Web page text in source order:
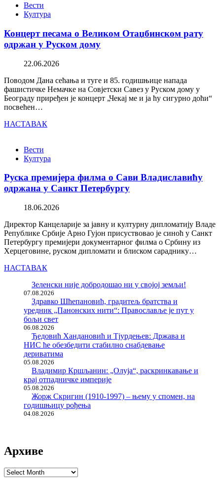
Вести
Култура
Концерт песама о Великом Отаџбинском рату
одржан у Руском дому
22.06.2026
Поводом Дана сећања и туге и 85. годишњице напада
фашистичке Немачке на Совјетски Савез у Руском дому у
Београду приређен је концерт „Чекај ме и ја ћу сигурно доћи“
посвећен…
НАСТАВАК
Вести
Култура
Руска премијера филма о Сави Владиславићу
одржана у Санкт Петербургу
18.06.2026
Директор Канцеларије за јавну и културну дипломатију Владе
Републике Србије Арно Гујон присуствовао је синоћ у Санкт
Петербургу премијери документарног филма о Србину из
Херцеговине, руском дипломати и блиском сараднику…
НАСТАВАК
Зеленски није добродошао ни у својој земљи!
07.08.2026
Здравко Шћепановић, градитељ братства и
уредник „Панонских нити“: Православље је пут у
бољи свет
06.08.2026
Ђедовић Хандановић и Тјурдењев: Држава и
НИС ће обезбедити стабилно снабдевање
дериватима
05.08.2026
Владимир Кршљанин: „Олуја“, раскринкавање и
крај отпадничке империје
05.08.2026
Жорж Скригин (1910-1997) – њему у спомен, на
годишњицу рођења
04.08.2026
Архиве
Архиве